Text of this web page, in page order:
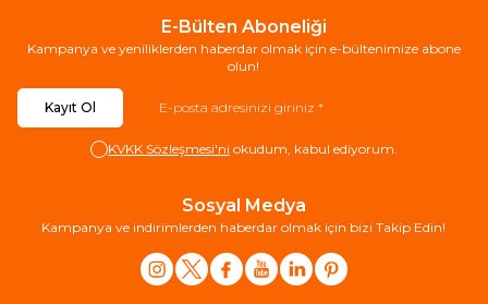
E-Bülten Aboneliği
Kampanya ve yeniliklerden haberdar olmak için e-bültenimize abone
olun!
Kayıt Ol
KVKK Sözleşmesi'ni okudum, kabul ediyorum.
Sosyal Medya
Kampanya ve indirimlerden haberdar olmak için bizi Takip Edin!